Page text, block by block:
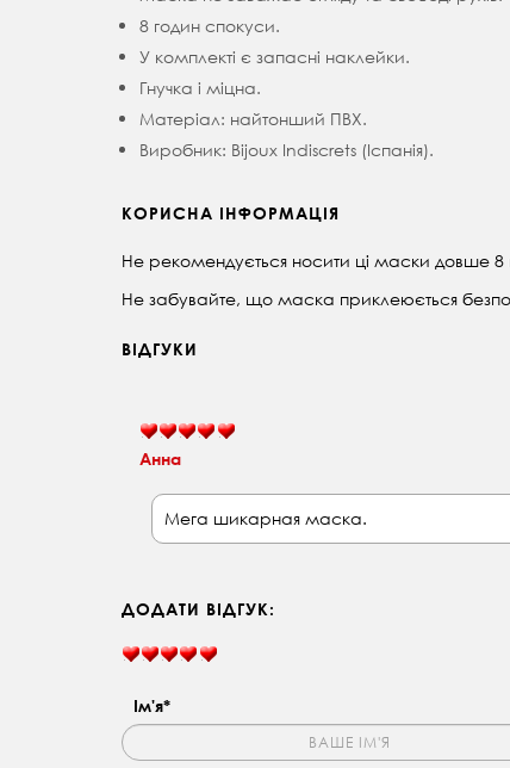
8 годин спокуси.
У комплекті є запасні наклейки.
Гнучка і міцна.
Матеріал: найтонший ПВХ.
Виробник: Bijoux Indiscrets (Іспанія).
КОРИСНА ІНФОРМАЦІЯ
Не рекомендується носити ці маски довше 8
Не забувайте, що маска приклеюється
ВІДГУКИ
Анна
Мега шикарная маска.
ДОДАТИ ВІДГУК:
Ім'я*